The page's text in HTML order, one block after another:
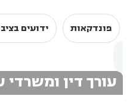
פונדקאות ידועים
עורך דין ומשרדי